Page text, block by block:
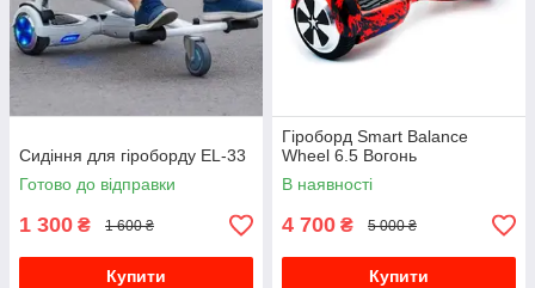
Сидіння для гіроборду EL-33
Готово до відправки
1 300 ₴ 1 600 ₴
Купити
Гіроборд Smart Balance
Wheel 6.5 Вогонь
В наявності
4 700 ₴ 5 000 ₴
Купити